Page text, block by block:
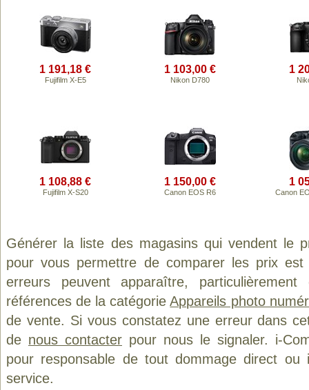
1 191,18 €
Fujifilm X-E5
1 103,00 €
Nikon D780
1
1 108,88 €
Fujifilm X-S20
1 150,00 €
Canon EOS R6
1
Canon
Générer la liste des magasins qui vendent le
pour vous permettre de comparer les prix
erreurs peuvent apparaître,
références de la catégorieAppareils photo
de vente. Si vous constatez une erreur dans
de nous contacter pour nous le signaler. i-
pour responsable de tout dommage direct
service.